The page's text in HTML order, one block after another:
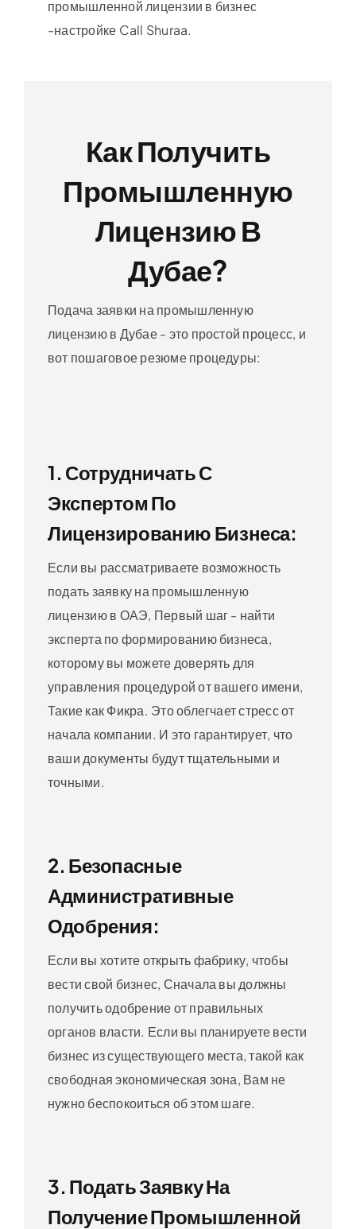
промышленной лицензии в бизнес
-настройке Call Shuraa.
Как Получить
Промышленную
Лицензию В
Дубае?
Подача заявки на промышленную
лицензию в Дубае - это простой процесс, и
вот пошаговое резюме процедуры:
1. Сотрудничать С
Экспертом По
Лицензированию Бизнеса:
Если вы рассматриваете возможность
подать заявку на промышленную
лицензию в ОАЭ, Первый шаг - найти
эксперта по формированию бизнеса,
которому вы можете доверять для
управления процедурой от вашего имени,
Такие как Фикра. Это облегчает стресс от
начала компании. И это гарантирует, что
ваши документы будут тщательными и
точными.
2. Безопасные
Административные
Одобрения:
Если вы хотите открыть фабрику, чтобы
вести свой бизнес, Сначала вы должны
получить одобрение от правильных
органов власти. Если вы планируете вести
бизнес из существующего места, такой как
свободная экономическая зона, Вам не
нужно беспокоиться об этом шаге.
3. Подать Заявку На
Получение Промышленной